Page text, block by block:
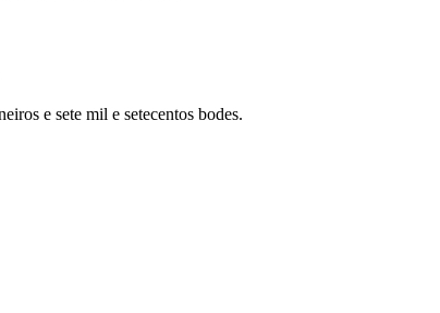
e sete mil e setecentos bodes.